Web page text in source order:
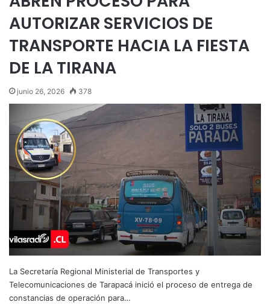
AUTORIZAR SERVICIOS DE
TRANSPORTE HACIA LA FIESTA
DE LA TIRANA
junio 26, 2026 378
La Secretaría Regional Ministerial de Transportes y
Telecomunicaciones de Tarapacá inició el proceso de entrega de
constancias de operación para…